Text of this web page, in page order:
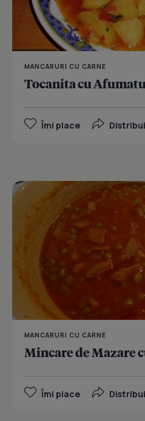
MANCARURI CU CARNE
Tocanita cu
Îmi place
MANCARURI CU CARNE
Mincare de Mazare
Îmi place